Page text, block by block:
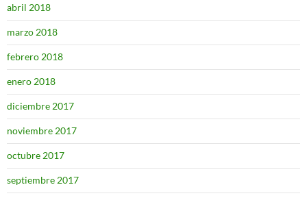
abril 2018
marzo 2018
febrero 2018
enero 2018
diciembre 2017
noviembre 2017
octubre 2017
septiembre 2017